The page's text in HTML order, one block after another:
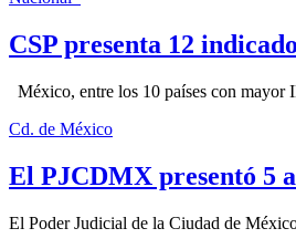
CSP presenta 12
México, entre los 10 países con mayor
Cd. de México
El PJCDMX presentó 5
El Poder Judicial de la Ciudad de